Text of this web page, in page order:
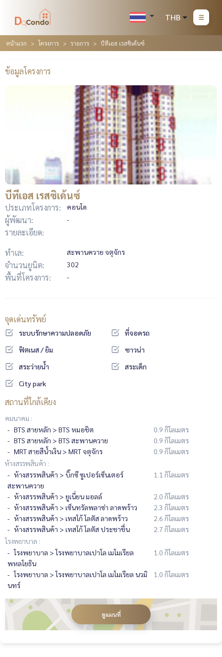
THB
หน้าแรก โครงการ รายการ บีทีเอส เรสซิเด้นซ์
ข้อมูลโครงการ
บีทีเอส เรสซิเด้นซ์
ประเภทโครงการ: คอนโด
ผู้พัฒนา: -
รายละเอียด:
ทำเล:
สะพานควาย จตุจักร
จำนวนยูนิต: 302
พื้นที่โครงการ: -
จุดเด่นทรัพย์
ระบบรักษาความปลอดภัย
ที่จอดรถ
ฟิตเนส / ยิม
ซาวน่า
สระว่ายน้ำ
สระเด็ก
City park
สถานที่ใกล้เคียง
คมนาคม :
BTS สายหลัก > BTS หมอชิต
0.9 กิโลเมตร
BTS สายหลัก > BTS สะพานควาย
0.9 กิโลเมตร
MRT สายสีน้ำเงิน > MRT จตุจักร
0.9 กิโลเมตร
ห้างสรรพสินค้า :
ห้างสรรพสินค้า > บิ๊กซี ซูเปอร์เซ็นเตอร์
สะพานควาย
1.1 กิโลเมตร
ห้างสรรพสินค้า > ยูเนี่ยน มอลล์
2.0 กิโลเมตร
ห้างสรรพสินค้า > เซ็นทรัลพลาซ่า ลาดพร้าว
2.3 กิโลเมตร
ห้างสรรพสินค้า > เทสโก้ โลตัส ลาดพร้าว
2.6 กิโลเมตร
ห้างสรรพสินค้า > เทสโก้ โลตัส ประชาชื่น
2.7 กิโลเมตร
โรงพยาบาล :
โรงพยาบาล > โรงพยาบาลเปาโล เมโมเรียล
พหลโยธิน
1.0 กิโลเมตร
โรงพยาบาล > โรงพยาบาลเปาโล เมโมเรียล นวมิ
นทร์
1.0 กิโลเมตร
ดูแผนที่